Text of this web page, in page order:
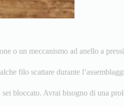
o un meccanismo ad anello a
filo scattare durante
bloccato. Avrai bisogno di una